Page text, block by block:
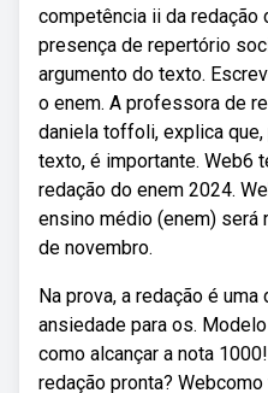
competência ii da redação
presença de repertório
argumento do texto.
o enem. A professora de
daniela toffoli, explica que,
texto, é importante. Web6
redação do enem 2024.
ensino médio (enem)
de novembro.
Na prova, a redação é
ansiedade para os.
como alcançar a nota
redação pronta?